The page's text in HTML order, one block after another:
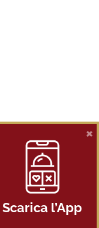
- 36100 Vicenza -
Privacy Policy
Scarica l’App
×